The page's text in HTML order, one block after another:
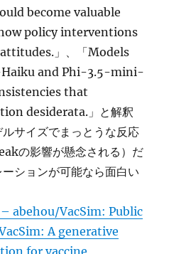
become valuable
policy interventions
」、「Models
Haiku and Phi-3.5-mini-
that
desiderata.」と解釈
サイズでまっとうな反応
の影響が懸念される）だ
ションが可能なら面白い
abehou/VacSim: Public
A generative
for vaccine